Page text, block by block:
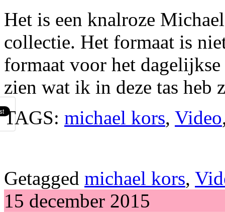
Het is een knalroze
collectie. Het formaat is
formaat voor het
zien wat ik in deze tas heb
TAGS: michael kors, Video
Getagged michael kors,
15 december 2015